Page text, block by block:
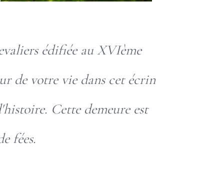
édifiée au XVIème
de votre vie dans cet écrin
Cette demeure est
fées.